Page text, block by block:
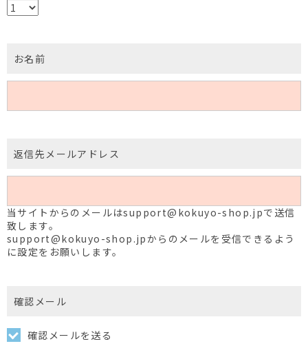
お名前
返信先メールアドレス
当サイトからのメールはsupport@kokuyo-shop.jpで送信
致します。
support@kokuyo-shop.jpからのメールを受信できるよう
に設定をお願いします。
確認メール
確認メールを送る